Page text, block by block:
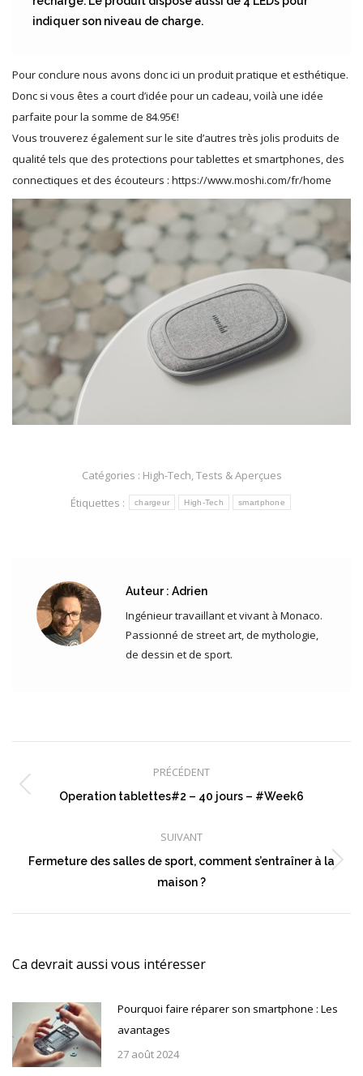
indiquer son niveau de charge.
Pour conclure nous avons donc ici un produit pratique et esthétique.
Donc si vous êtes a court d’idée pour un cadeau, voilà une idée
parfaite pour la somme de 84.95€!
Vous trouverez également sur le site d’autres très jolis produits de
qualité tels que des protections pour tablettes et smartphones, des
connectiques et des écouteurs : https://www.moshi.com/fr/home
Catégories : High-Tech Tests & Aperçues
Étiquettes :
chargeur High-Tech smartphone
Auteur : Adrien
Ingénieur travaillant et vivant à Monaco.
Passionné de street art, de mythologie,
de dessin et de sport.
article
PRÉCÉDENT
Article
:
Operation tablettes#2 – 40 jours – #Week6
SUIVANT
Article
suivant
:
Fermeture des salles de sport, comment s’entraîner à la
maison ?
Ca devrait aussi vous intéresser
Pourquoi faire réparer son smartphone : Les
avantages
27 août 2024